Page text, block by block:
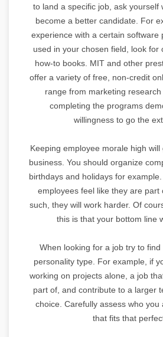
to land a specific job, ask yourself
become a better candidate. For
experience with a certain software
used in your chosen field, look for
how-to books. MIT and other
offer a variety of free, non-credit
range from marketing
completing the programs
willingness to go the
Keeping employee morale high
business. You should organize
birthdays and holidays for
employees feel like they are part
such, they will work harder. Of
this is that your bottom line
When looking for a job try to
personality type. For example, if
working on projects alone, a job
part of, and contribute to a larger
choice. Carefully assess who you
that fits that